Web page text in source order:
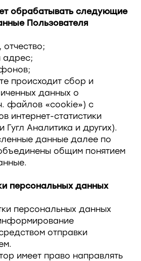
обрабатывать следующие
Пользователя
адрес;
происходит сбор и
данных о
файлов «cookie») с
интернет-статистики
Гугл Аналитика и других).
данные далее по
общим понятием
персональных данных
персональных данных
отправки
имеет право направлять